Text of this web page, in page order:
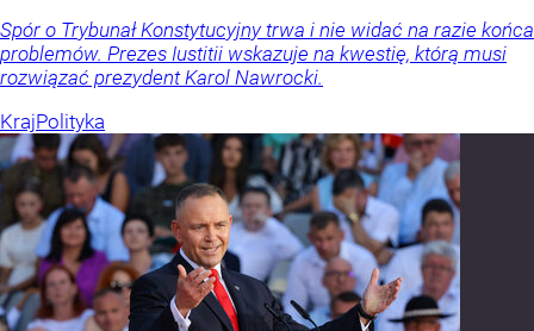
Spór o Trybunał Konstytucyjny trwa i nie widać na razie końca
problemów. Prezes Iustitii wskazuje na kwestię, którą musi
rozwiązać prezydent Karol Nawrocki.
KrajPolityka